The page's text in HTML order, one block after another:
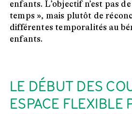
enfants. L’objectif n’est pas
temps », mais plutôt de
différentes temporalités au
enfants.
LE DÉBUT DES
ESPACE FLEXIBLE